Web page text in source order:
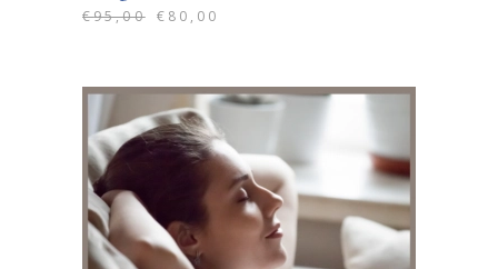
€95,00 € 80,00